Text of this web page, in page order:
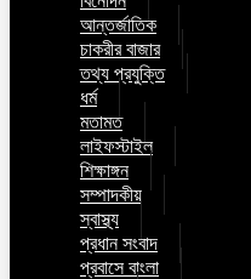
আন্তর্জাতিক
চাকরীর বাজার
তথ্য প্রযুক্তি
ধর্ম
মতামত
লাইফস্টাইল
শিক্ষাঙ্গন
সম্পাদকীয়
স্বাস্থ্য
প্রধান সংবাদ
প্রবাসে বাংলা